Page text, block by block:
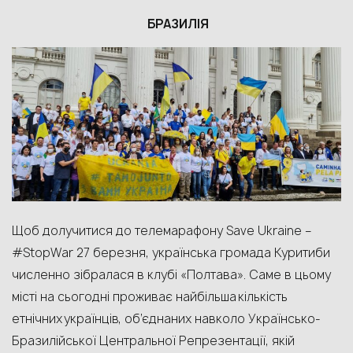
БРАЗИЛІЯ
Щоб долучитися до телемарафонуSave Ukraine –
#StopWar 27 березня, українська громада Куритиби
численно зібралася в клубі «Полтава». Саме в цьому
місті на сьогодні проживає найбільшакількість
етнічнихукраїнців, об’єднаних навколо Українсько-
Бразилійської Центральної Репрезентації, якій